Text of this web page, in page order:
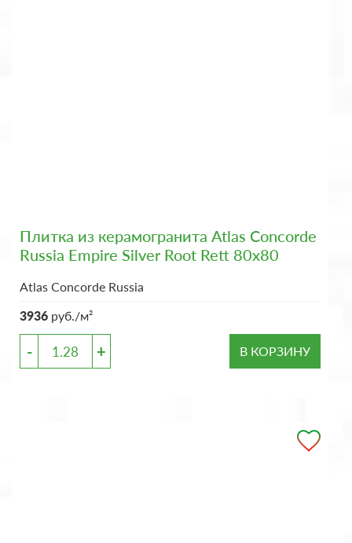
Плитка из керамогранита Atlas Concorde
Russia Empire Silver Root Rett 80x80
Atlas Concorde Russia
3936 руб./м²
- + В КОРЗИНУ